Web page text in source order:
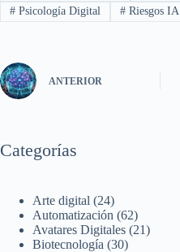
#Psicología Digital #Riesgos IA
ANTERIOR
Categorías
Arte digital (24)
Automatización (62)
Avatares Digitales (21)
Biotecnología (30)